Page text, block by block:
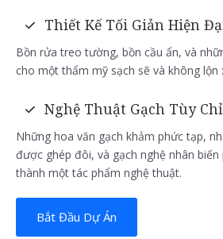
Thiết Kế Tối Giản Hiện
Bồn rửa treo tường, bồn cầu ẩn, và
cho một thẩm mỹ sạch sẽ và không lộn
Nghệ Thuật Gạch Tùy
Những hoa văn gạch khảm phức tạp,
được ghép đôi, và gạch nghệ nhân
thành một tác phẩm nghệ thuật.
Bắt Đầu Dự Án